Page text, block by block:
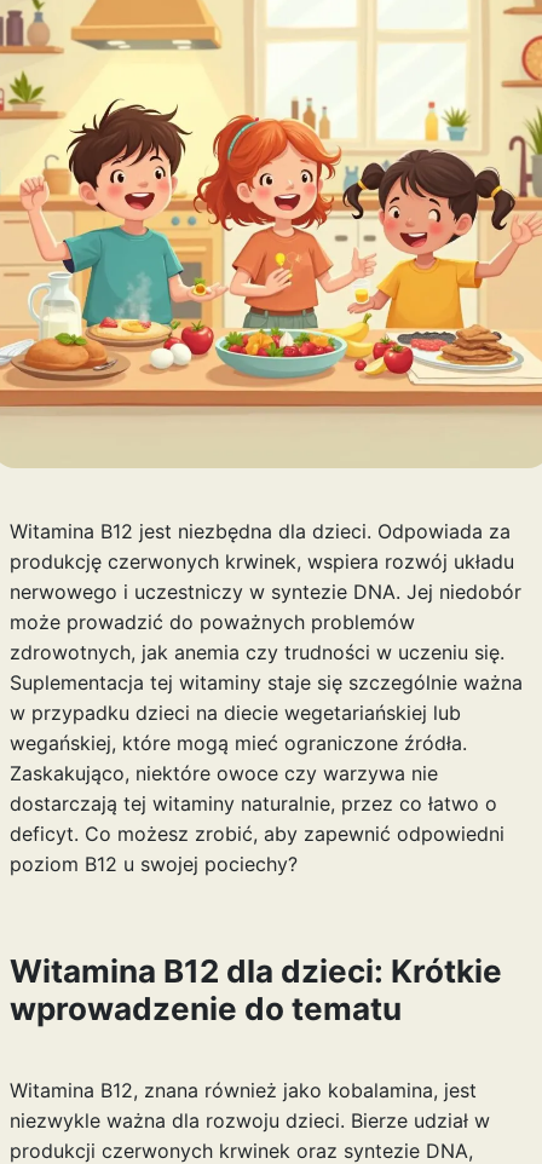
Witamina B12 jest niezbędna dla dzieci. Odpowiada za
produkcję czerwonych krwinek, wspiera rozwój układu
nerwowego i uczestniczy w syntezie DNA. Jej niedobór
może prowadzić do poważnych problemów
zdrowotnych, jak anemia czy trudności w uczeniu się.
Suplementacja tej witaminy staje się szczególnie ważna
w przypadku dzieci na diecie wegetariańskiej lub
wegańskiej, które mogą mieć ograniczone źródła.
Zaskakująco, niektóre owoce czy warzywa nie
dostarczają tej witaminy naturalnie, przez co łatwo o
deficyt. Co możesz zrobić, aby zapewnić odpowiedni
poziom B12 u swojej pociechy?
Witamina B12 dla dzieci: Krótkie
wprowadzenie do tematu
Witamina B12, znana również jako kobalamina, jest
niezwykle ważna dla rozwoju dzieci. Bierze udział w
produkcji czerwonych krwinek oraz syntezie DNA,